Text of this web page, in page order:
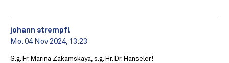
johann strempfl
Mo. 04 Nov 2024, 13:23
S.g. Fr. Marina Zakamskaya, s.g. Hr. Dr. Hänseler!